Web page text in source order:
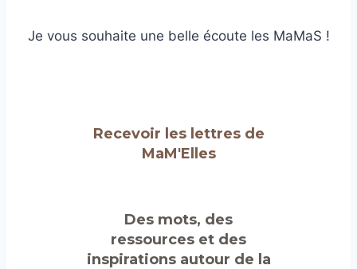
Je vous souhaite une belle écoute les MaMaS !
Recevoir les lettres de
MaM'Elles
Des mots, des
ressources et des
inspirations autour de la